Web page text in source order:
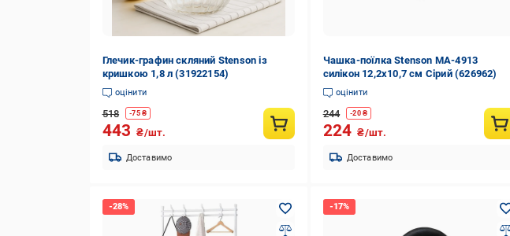
Глечик-графин скляний Stenson із
кришкою 1,8 л (31922154)
оцінити
518 -75₴
443 ₴/шт.
Доставимо
Чашка-поїлка Stenson MA-4913
силікон 12,2x10,7 см Сірий (626962)
оцінити
244 -20₴
224 ₴/шт.
Доставимо